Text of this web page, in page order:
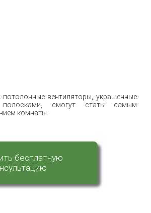
вентиляторы, украшенные
полосками, смогут стать самым
комнаты.
бесплатную